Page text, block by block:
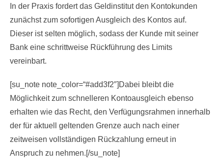
In der Praxis fordert das Geldinstitut den Kontokunden
zunächst zum sofortigen Ausgleich des Kontos auf.
Dieser ist selten möglich, sodass der Kunde mit seiner
Bank eine schrittweise Rückführung des Limits
vereinbart.
[su_note note_color=“#add3f2″]Dabei bleibt die
Möglichkeit zum schnelleren Kontoausgleich ebenso
erhalten wie das Recht, den Verfügungsrahmen innerhalb
der für aktuell geltenden Grenze auch nach einer
zeitweisen vollständigen Rückzahlung erneut in
Anspruch zu nehmen.[/su_note]